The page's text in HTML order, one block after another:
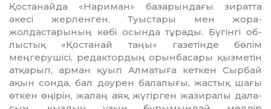
Қостанайда «Нариман» ба­за­рын­­дағы зиратта
әкесі жерленген. Туыстары мен жора-
жолдастары­ның көбі осында тұрады. Бүгінгі об­
лыс­тық «Қостанай таңы» газе­тін­де бөлім
меңгерушісі, редактордың орын­басары қызметін
атқарып, арман қуып Алматыға кеткен Сыр­бай
ақын сонда, бал дәурен бала­лығы, жастық шағы
өткен өңірін, жалаң аяқ жүгірген жазиралы дала­